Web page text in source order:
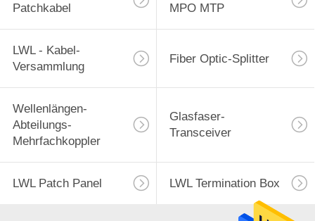
Patchkabel
MPO MTP
LWL - Kabel-
Versammlung
Fiber Optic-Splitter
Wellenlängen-
Abteilungs-
Mehrfachkoppler
Glasfaser-
Transceiver
LWL Patch Panel LWL Termination Box